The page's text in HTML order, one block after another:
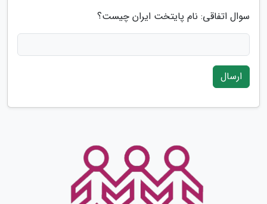
سوال اتفاقی: نام پایتخت ایران چیست؟
ارسال